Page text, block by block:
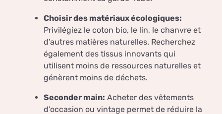
Choisir des matériaux écologiques:
Privilégiez le coton bio, le lin, le chanvre et
d’autres matières naturelles. Recherchez
également des tissus innovants qui
utilisent moins de ressources naturelles et
génèrent moins de déchets.
Seconder main: Acheter des vêtements
d’occasion ou vintage permet de réduire la